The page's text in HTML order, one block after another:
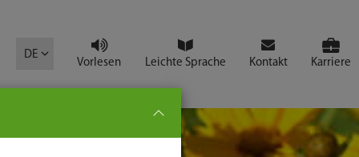
DE
Vorlesen Leichte Sprache Kontakt Karriere